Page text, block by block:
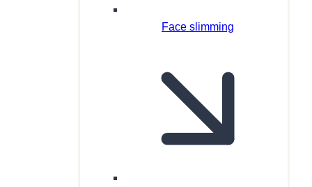
Face slimming